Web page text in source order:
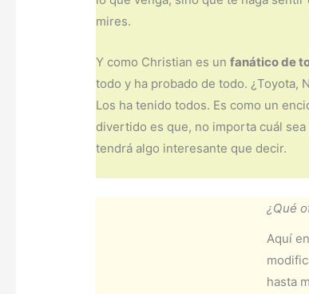
mires.
Y como Christian es unfanático de
todo y ha probado de todo. ¿Toyota,
Los ha tenido todos. Es como un
divertido es que, no importa cuál
tendrá algo interesante que decir.
¿Qué
Aquí
hasta